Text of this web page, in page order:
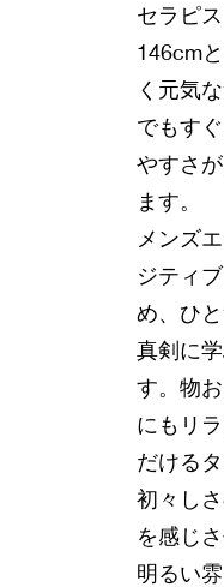
セラピス
146cm
く元気
でもす
やすさ
ます。
メンズ
ジティ
め、ひ
真剣に
す。物
にもリ
だけるタ
初々し
を感じ
明るい